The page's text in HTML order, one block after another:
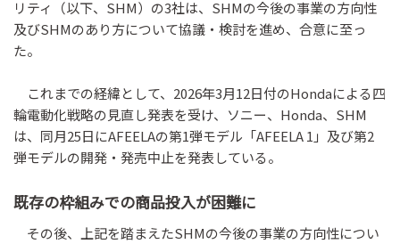
リティ（以下、SHM）の3社は、SHMの今後の事業の方向性
及びSHMのあり方について協議・検討を進め、合意に至っ
た。
これまでの経緯として、2026年3月12日付のHondaによる四
輪電動化戦略の見直し発表を受け、ソニー、Honda、SHM
は、同月25日にAFEELAの第1弾モデル「AFEELA 1」及び第2
弾モデルの開発・発売中止を発表している。
既存の枠組みでの商品投入が困難に
その後、上記を踏まえたSHMの今後の事業の方向性につい